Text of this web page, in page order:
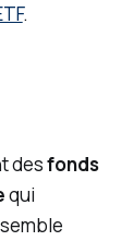
.
desfonds
qui